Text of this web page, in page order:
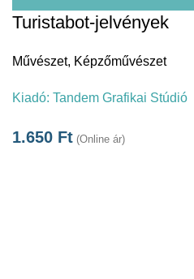
Turistabot-jelvények
Művészet, Képzőművészet
Kiadó: Tandem Grafikai Stúdió
1.650 Ft (Online ár)